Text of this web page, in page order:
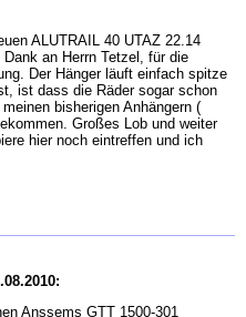
ALUTRAIL 40 UTAZ 22.14
an Herrn Tetzel, für die
Der Hänger läuft einfach spitze
ist dass die Räder sogar schon
bisherigen Anhängern (
Großes Lob und weiter
hier noch eintreffen und ich
Anssems GTT 1500-301